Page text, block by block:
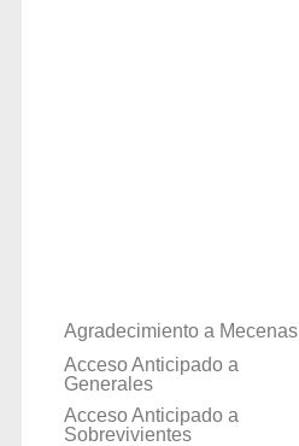
Agradecimiento a Mecenas
Acceso Anticipado a
Generales
Acceso Anticipado a
Sobrevivientes